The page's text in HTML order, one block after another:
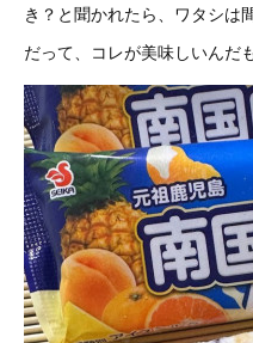
き？と聞かれたら、ワタシは
だって、コレが美味しいんだ